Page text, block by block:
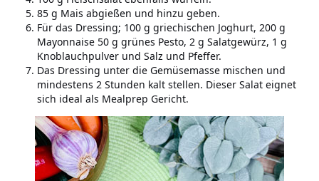
85 g Mais abgießen und hinzu geben.
Für das Dressing; 100 g griechischen Joghurt, 200 g
Mayonnaise 50 g grünes Pesto, 2 g Salatgewürz, 1 g
Knoblauchpulver und Salz und Pfeffer.
Das Dressing unter die Gemüsemasse mischen und
mindestens 2 Stunden kalt stellen. Dieser Salat eignet
sich ideal als Mealprep Gericht.